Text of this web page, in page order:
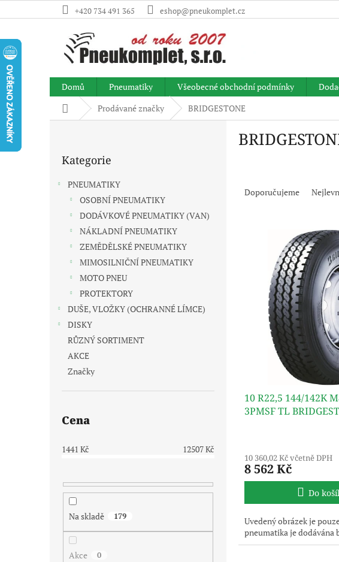
na
+420 734 491 365 eshop@pneukomplet.cz
Domů Pneumatiky Všeobecné obchodní podmínky
Domů Prodávané značky BRIDGESTONE
kategorie
Kategorie
PNEUMATIKY
OSOBNÍ PNEUMATIKY
DODÁVKOVÉ PNEUMATIKY (VAN)
NÁKLADNÍ PNEUMATIKY
ZEMĚDĚLSKÉ PNEUMATIKY
MIMOSILNIČNÍ PNEUMATIKY
MOTO PNEU
PROTEKTORY
DUŠE, VLOŽKY (OCHRANNÉ LÍMCE)
DISKY
RŮZNÝ SORTIMENT
AKCE
Značky
Cena
1441 Kč 12507Kč
Na skladě 179
Akce 0
Doporučujeme
10 R22,5 144/142K
3PMSF TL
10 360,02 Kč včetně DPH
8 562 Kč
Do
Uvedený obrázek je
pneumatika je dodávána